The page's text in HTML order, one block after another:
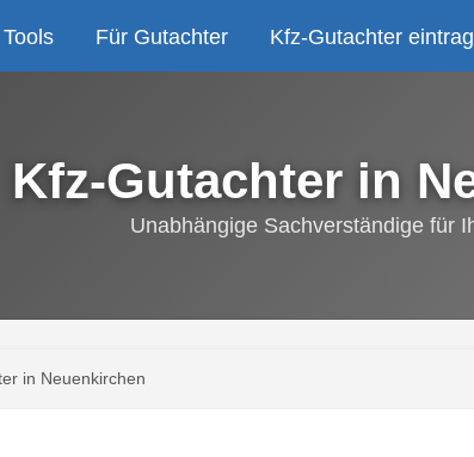
Tools Für Gutachter Kfz-Gutachter
Kfz-Gutachter in
Unabhängige Sachverständige für
in Neuenkirchen